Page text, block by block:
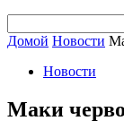
Домой Новости
Новости
Маки